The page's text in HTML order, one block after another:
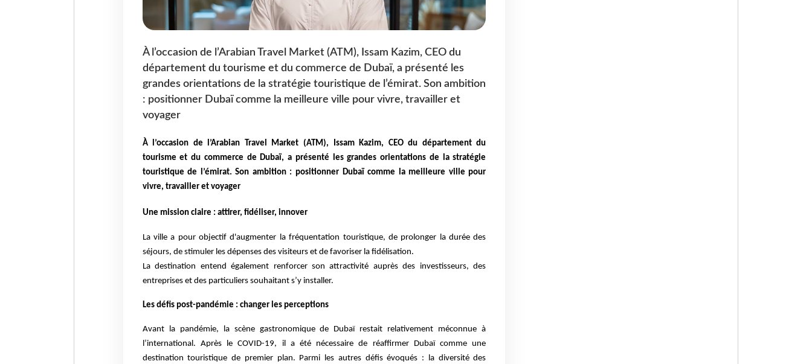
À l’occasion de l’Arabian Travel Market (ATM), Issam Kazim, CEO du
département du tourisme et du commerce de Dubaï, a présenté les
grandes orientations de la stratégie touristique de l’émirat. Son ambition
: positionner Dubaï comme la meilleure ville pour vivre, travailler et
voyager
À l’occasion de l’Arabian Travel Market (ATM), Issam Kazim, CEO du département du
tourisme et du commerce de Dubaï, a présenté les grandes orientations de la stratégie
touristique de l’émirat. Son ambition : positionner Dubaï comme la meilleure ville pour
vivre, travailler et voyager
Une mission claire : attirer, fidéliser, innover
La ville a pour objectif d'augmenter la fréquentation touristique, de prolonger la durée des
séjours, de stimuler les dépenses des visiteurs et de favoriser la fidélisation.
La destination entend également renforcer son attractivité auprès des investisseurs, des
entreprises et des particuliers souhaitant s’y installer.
Les défis post-pandémie : changer les perceptions
Avant la pandémie, la scène gastronomique de Dubaï restait relativement méconnue à
l’international. Après le COVID-19, il a été nécessaire de réaffirmer Dubaï comme une
destination touristique de premier plan. Parmi les autres défis évoqués : la diversité des